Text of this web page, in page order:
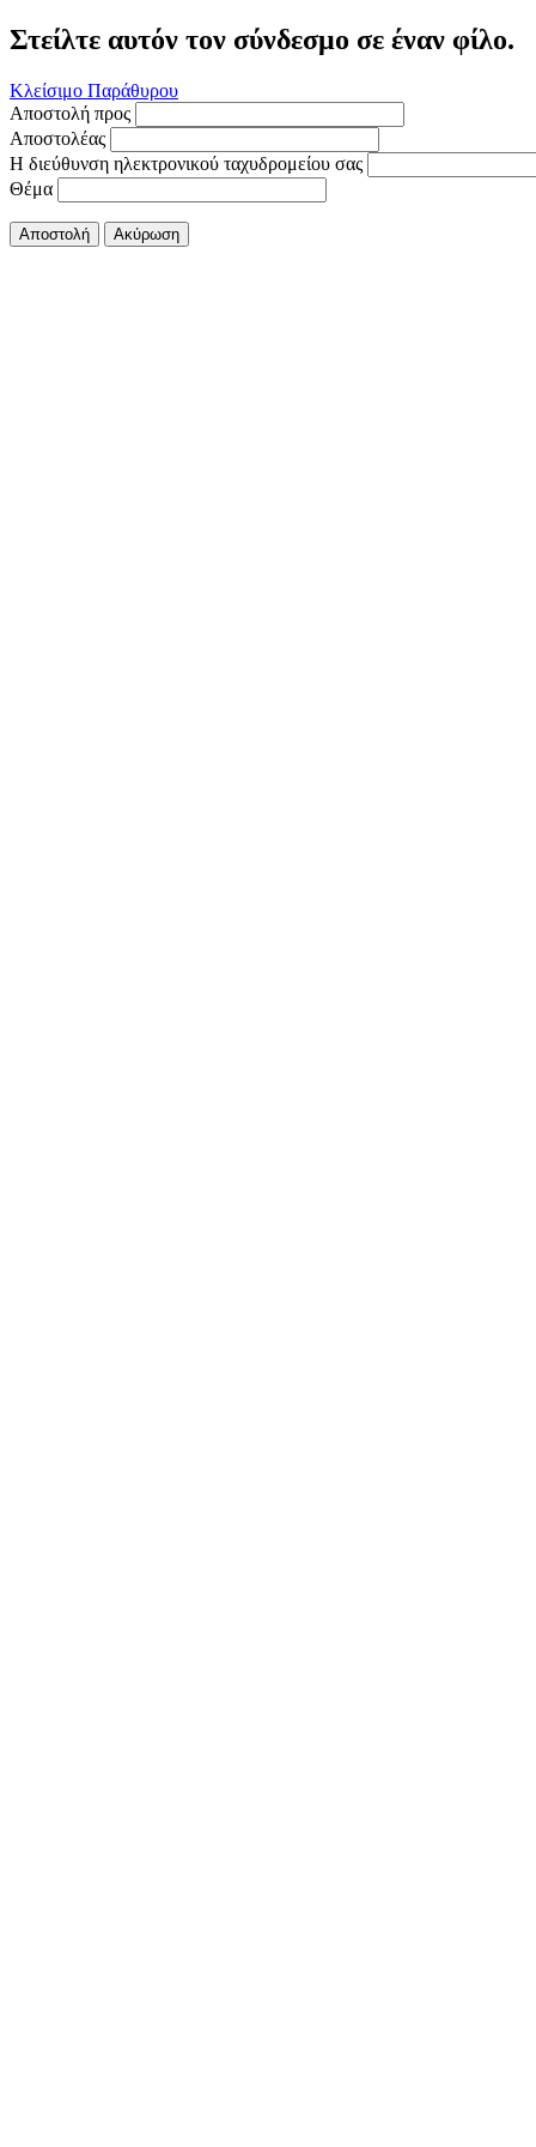
Στείλτε αυτόν τον σύνδεσμο σε έναν φίλο.
Κλείσιμο Παράθυρου
Αποστολή προς
Αποστολέας
Η διεύθυνση ηλεκτρονικού ταχυδρομείου σας
Θέμα
Αποστολή Ακύρωση